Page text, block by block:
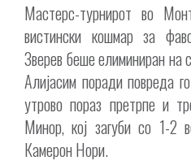
Мастерс-турнирот во
вистински кошмар за
Зверев беше елиминиран на
Алијасим поради повреда
утрово пораз претрпе и
Минор, кој загуби со 1-2
Камерон Нори.